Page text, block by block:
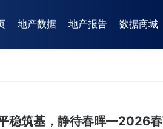
地产数据 地产报告 数据商城
稳筑基，静待春晖—2026